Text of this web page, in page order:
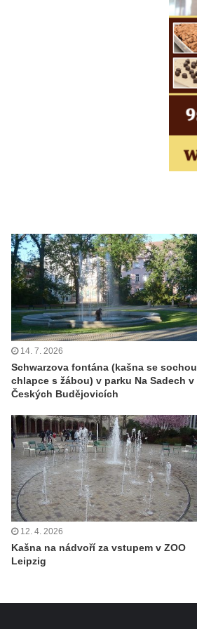
14. 7. 2026
Schwarzova fontána (kašna se sochou
chlapce s žábou) v parku Na Sadech v
Českých Budějovicích
12. 4. 2026
Kašna na nádvoří za vstupem v ZOO
Leipzig